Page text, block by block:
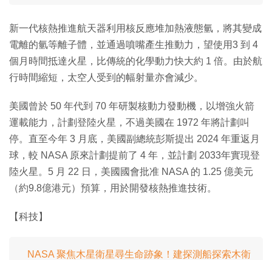
新一代核熱推進航天器利用核反應堆加熱液態氫，將其變成
電離的氫等離子體，並通過噴嘴產生推動力，望使用3 到 4
個月時間抵達火星，比傳統的化學動力快大約 1 倍。由於航
行時間縮短，太空人受到的幅射量亦會減少。
美國曾於 50 年代到 70 年研製核動力發動機，以增強火箭
運載能力，計劃登陸火星，不過美國在 1972 年將計劃叫
停。直至今年 3 月底，美國副總統彭斯提出 2024 年重返月
球，較 NASA 原來計劃提前了 4 年，並計劃 2033年實現登
陸火星。5 月 22 日，美國國會批准 NASA 的 1.25 億美元
（約9.8億港元）預算，用於開發核熱推進技術。
【科技】
NASA 聚焦木星衛星尋生命跡象！建探測船探索木衛